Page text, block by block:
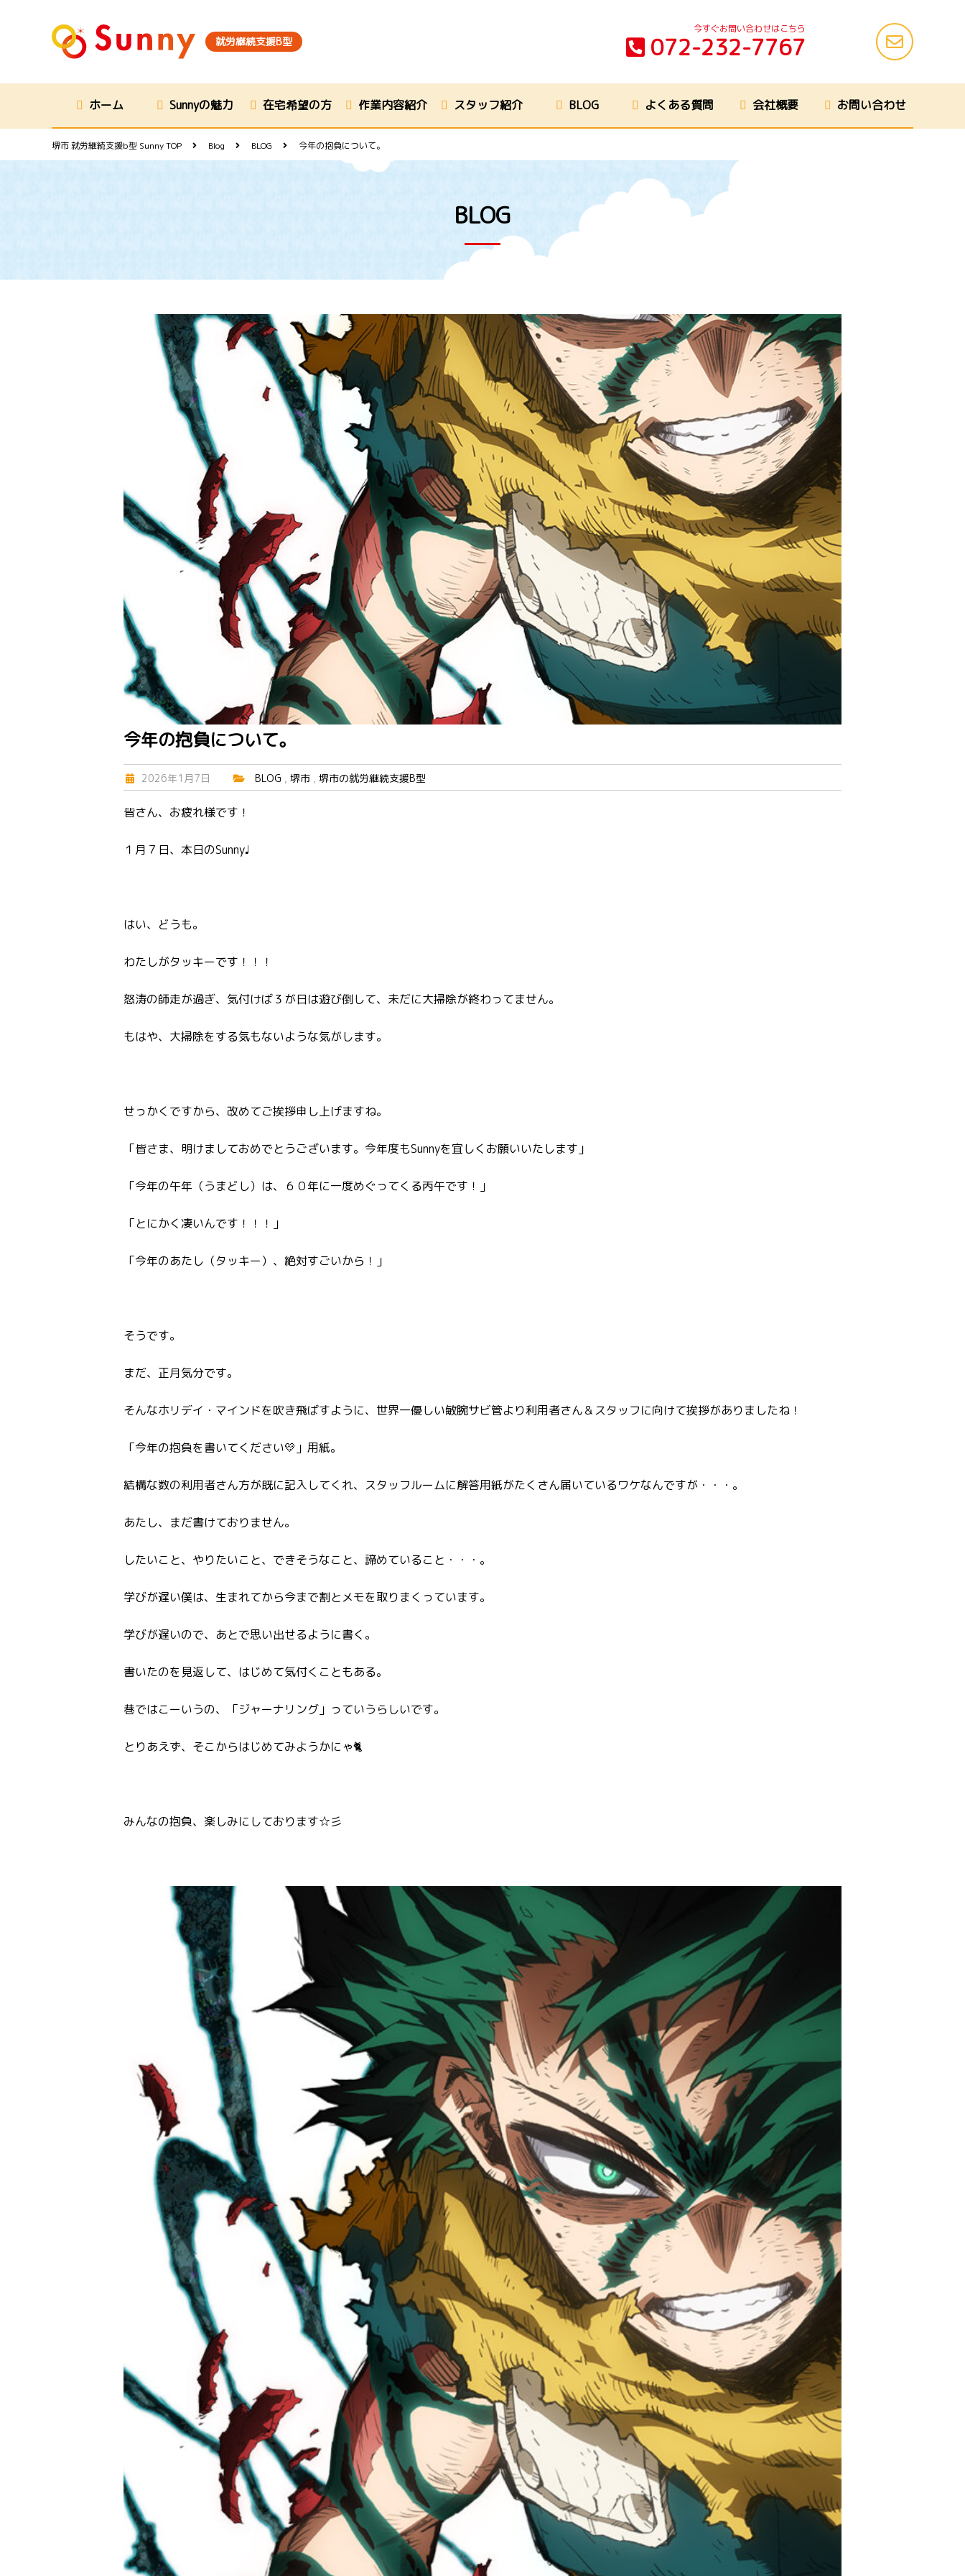
就労継続支援B型
今すぐお問い合わせはこちら
072-232-7767
ホーム Sunnyの魅力 在宅希望の方 作業内容紹介 スタッフ紹介 BLOG よくある質問 会社概要 お問い合わせ
堺市 就労継続支援b型 SunnyTOP Blog BLOG 今年の抱負について。
BLOG
今年の抱負について。
2026年1月7日 BLOG , 堺市, 堺市の就労継続支援B型
皆さん、お疲れ様です！
１月７日、本日のSunny♩
はい、どうも。
わたしがタッキーです！！！
怒涛の師走が過ぎ、気付けば３が日は遊び倒して、未だに大掃除が終わってません。
もはや、大掃除をする気もないような気がします。
せっかくですから、改めてご挨拶申し上げますね。
「皆さま、明けましておめでとうございます。今年度もSunnyを宜しくお願いいたします」
「今年の午年（うまどし）は、６０年に一度めぐってくる丙午です！」
「とにかく凄いんです！！！」
「今年のあたし（タッキー）、絶対すごいから！」
そうです。
まだ、正月気分です。
そんなホリデイ・マインドを吹き飛ばすように、世界一優しい敏腕サビ管より利用者さん＆スタッフに向けて挨拶がありましたね！
「今年の抱負を書いてください💛」用紙。
結構な数の利用者さん方が既に記入してくれ、スタッフルームに解答用紙がたくさん届いているワケなんですが・・・。
あたし、まだ書けておりません。
したいこと、やりたいこと、できそうなこと、諦めていること・・・。
学びが遅い僕は、生まれてから今まで割とメモを取りまくっています。
学びが遅いので、あとで思い出せるように書く。
書いたのを見返して、はじめて気付くこともある。
巷ではこーいうの、「ジャーナリング」っていうらしいです。
とりあえず、そこからはじめてみようかにゃ🐈
みんなの抱負、楽しみにしております☆彡